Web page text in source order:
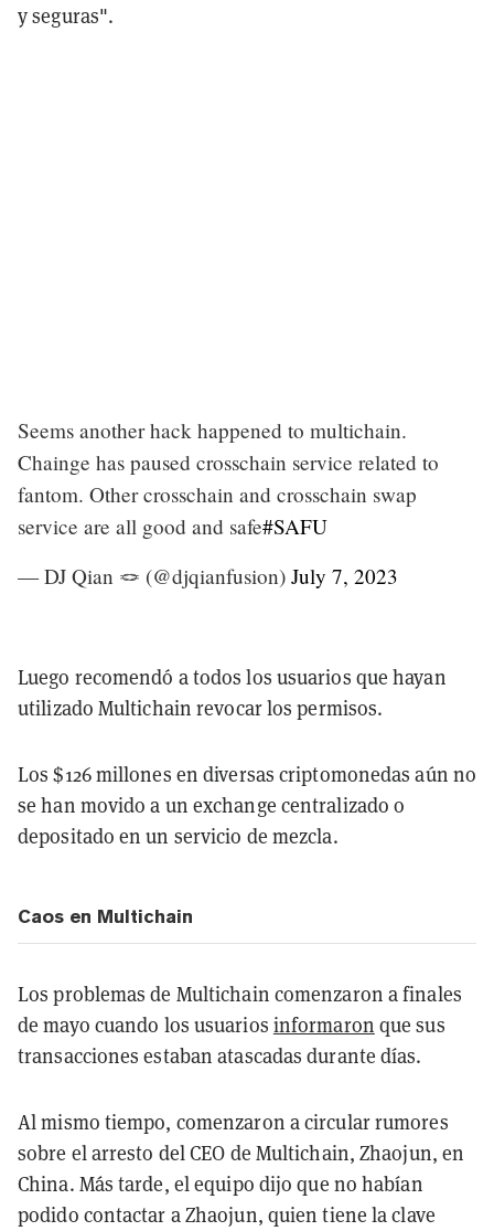
y seguras".
Seems another hack happened to multichain.
Chainge has paused crosschain service related to
fantom. Other crosschain and crosschain swap
service are all good and safe#SAFU
— DJ Qian 🪢 (@djqianfusion) July 7, 2023
Luego recomendó a todos los usuarios que hayan
utilizado Multichain revocar los permisos.
Los $126 millones en diversas criptomonedas aún no
se han movido a un exchange centralizado o
depositado en un servicio de mezcla.
Caos en Multichain
Los problemas de Multichain comenzaron a finales
de mayo cuando los usuarios informaron que sus
transacciones estaban atascadas durante días.
Al mismo tiempo, comenzaron a circular rumores
sobre el arresto del CEO de Multichain, Zhaojun, en
China. Más tarde, el equipo dijo que no habían
podido contactar a Zhaojun, quien tiene la clave